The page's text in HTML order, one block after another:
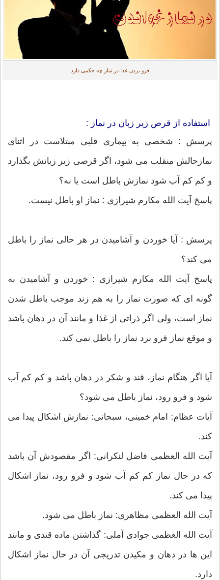
فرو بردن غذا در نماز چه حکمی دارد
استفاده از قرص زیر زبان در نماز :
پرسش : شخصی به بیماری قلبی مبتلاست در اثنای
نمازحالش منقلب می شود، اگر قرصی زیر زبانش بگذارد
و کم کم آب شود نمازش باطل است یا نه؟
پاسخ آیت الله مکارم شیرازی : نماز او باطل نیست.
پرسش : آیا خوردن و آشامیدن در هر حالی نماز را باطل
می کند؟
پاسخ آیت الله مکارم شیرازی : خوردن و آشامیدن به
گونه‏ اى که صورت نماز را به هم زند موجب باطل شدن
نماز است، ولى اگر ذراتى از غذا و مانند آن در دهان باشد
و موقع نماز فرو برد نماز را باطل نمى‏ کند.
آیا اگر هنگام نماز، قند و شکر در دهان باشد و کم کم آب
شود و فرو رود، نماز باطل می شود؟
آیات عظام: امام خمینی، سبحانی: نمازش اشكال پیدا می
كند.
آیت الله العظمی فاضل لنکرانی: اگر مقصودش آن باشد
كه در حال نماز كم كم آب شود و فرو رود، نماز اشكال
پیدا می كند.
آیت الله العظمی مظاهری: نماز باطل می شود.
آیت الله العظمی جوادی آملی: گذاشتن ماده قندی و مانند
این ها در دهان و مکیدن تدریجی آن در حال نماز اشکال
دارد.